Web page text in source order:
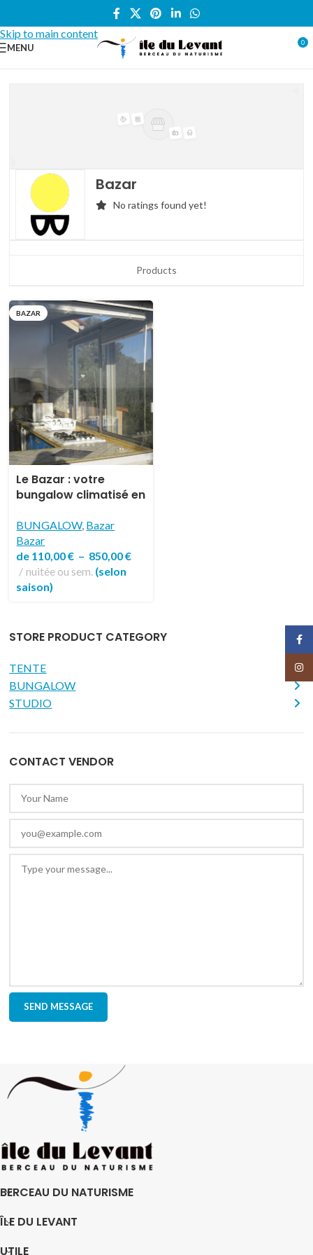
Skip to main content
MENU 0
STORE PRODUCT CATEGORY
TENTE
BUNGALOW
STUDIO
CONTACT VENDOR
Bazar
No ratings found yet!
Products
BAZAR
Le Bazar : votre
bungalow climatisé en
ou 4 pers
BUNGALOW, Bazar
Bazar
de 110,00€ – 850,00€
nuitée ou sem. (selon
saison)
BERCEAU DU NATURISME
ÎLE DU LEVANT
UTILE